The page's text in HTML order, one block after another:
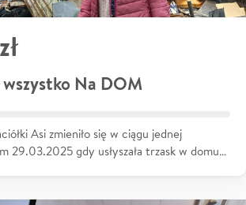
wszystko Na DOM
Asi zmieniło się w ciągu jednej
29.03.2025 gdy usłyszała trzask w domu…